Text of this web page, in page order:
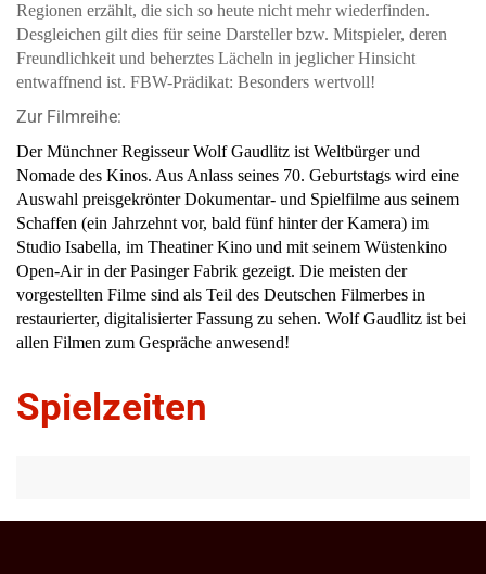
Regionen erzählt, die sich so heute nicht mehr wiederfinden.
Desgleichen gilt dies für seine Darsteller bzw. Mitspieler, deren
Freundlichkeit und beherztes Lächeln in jeglicher Hinsicht
entwaffnend ist. FBW-Prädikat: Besonders wertvoll!
Zur Filmreihe:
Der Münchner Regisseur Wolf Gaudlitz ist Weltbürger und
Nomade des Kinos. Aus Anlass seines 70. Geburtstags wird eine
Auswahl preisgekrönter Dokumentar- und Spielfilme aus seinem
Schaffen (ein Jahrzehnt vor, bald fünf hinter der Kamera) im
Studio Isabella, im Theatiner Kino und mit seinem Wüstenkino
Open-Air in der Pasinger Fabrik gezeigt. Die meisten der
vorgestellten Filme sind als Teil des Deutschen Filmerbes in
restaurierter, digitalisierter Fassung zu sehen. Wolf Gaudlitz ist bei
allen Filmen zum Gespräche anwesend!
Spielzeiten